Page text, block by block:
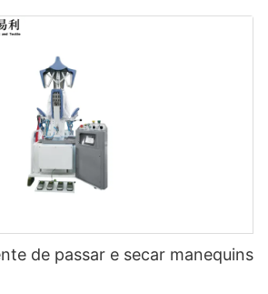
de passar e secar manequins